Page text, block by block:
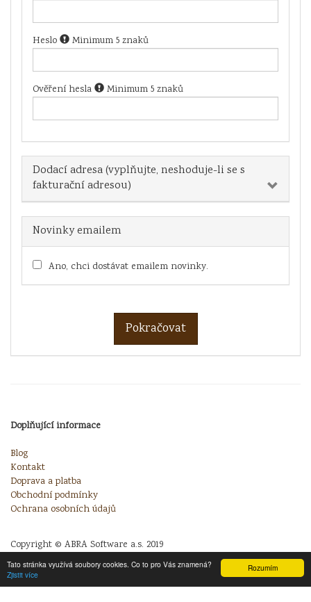
Rozumím
Tato stránka využívá soubory cookies. Co to pro Vás znamená?
Zjistit více
Heslo Minimum 5 znaků
Ověření hesla Minimum 5 znaků
Dodací adresa (vyplňujte, neshoduje-li se s
fakturační adresou)
Novinky emailem
Ano, chci dostávat emailem novinky.
Pokračovat
Doplňující informace
Blog
Kontakt
Doprava a platba
Obchodní podmínky
Ochrana osobních údajů
Copyright © ABRA Software a.s. 2019